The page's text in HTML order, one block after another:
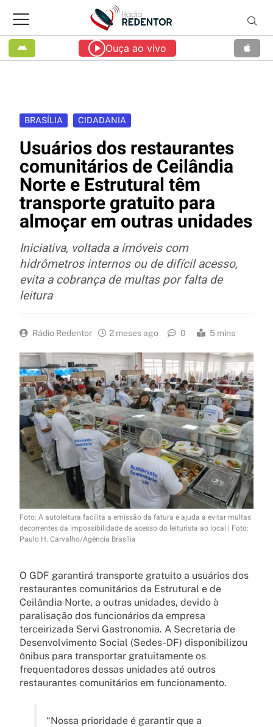
Ouça ao vivo
BRASÍLIA CIDADANIA
Usuários dos restaurantes
comunitários de Ceilândia
Norte e Estrutural têm
transporte gratuito para
almoçar em outras unidades
Iniciativa, voltada a imóveis com
hidrômetros internos ou de difícil acesso,
evita a cobrança de multas por falta de
leitura
Rádio Redentor 2 meses ago 0 5 mins
Foto: A autoleitura facilita a emissão da fatura e ajuda a evitar multas
decorrentes da impossibilidade de acesso do leiturista ao local | Foto:
Paulo H. Carvalho/Agência Brasília
O GDF garantirá transporte gratuito a usuários dos
restaurantes comunitários da Estrutural e de
Ceilândia Norte, a outras unidades, devido à
paralisação dos funcionários da empresa
terceirizada Servi Gastronomia. A Secretaria de
Desenvolvimento Social (Sedes-DF) disponibilizou
ônibus para transportar gratuitamente os
frequentadores dessas unidades até outros
restaurantes comunitários em funcionamento.
“Nossa prioridade é garantir que a